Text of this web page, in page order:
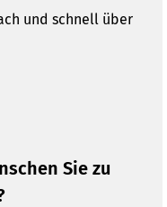
und schnell über
Sie zu